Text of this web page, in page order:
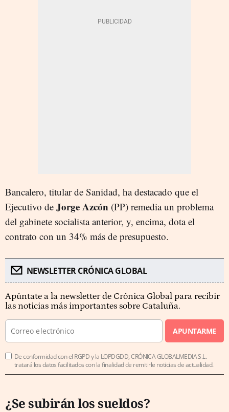
Bancalero, titular de Sanidad, ha destacado que el
Ejecutivo de Jorge Azcón (PP) remedia un problema
del gabinete socialista anterior, y, encima, dota el
contrato con un 34% más de presupuesto.
NEWSLETTER CRÓNICA GLOBAL
Apúntate a la newsletter de Crónica Global para recibir
las noticias más importantes sobre Cataluña.
APUNTARME
De conformidad con el RGPD y la LOPDGDD, CRÓNICA GLOBALMEDIA S.L.
tratará los datos facilitados con la finalidad de remitirle noticias de actualidad.
¿Se subirán los sueldos?